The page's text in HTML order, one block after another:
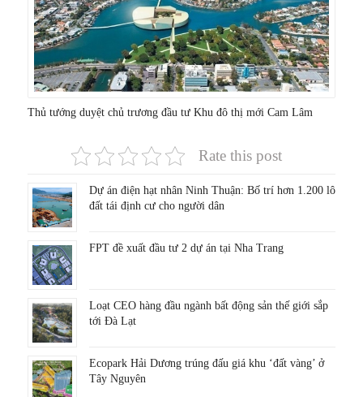
Thủ tướng duyệt chủ trương đầu tư Khu đô thị mới Cam Lâm
Rate this post
Dự án điện hạt nhân Ninh Thuận: Bố trí hơn 1.200 lô
đất tái định cư cho người dân
FPT đề xuất đầu tư 2 dự án tại Nha Trang
Loạt CEO hàng đầu ngành bất động sản thế giới sắp
tới Đà Lạt
Ecopark Hải Dương trúng đấu giá khu ‘đất vàng’ ở
Tây Nguyên